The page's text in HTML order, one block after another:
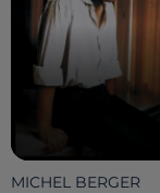
MICHEL BERGER